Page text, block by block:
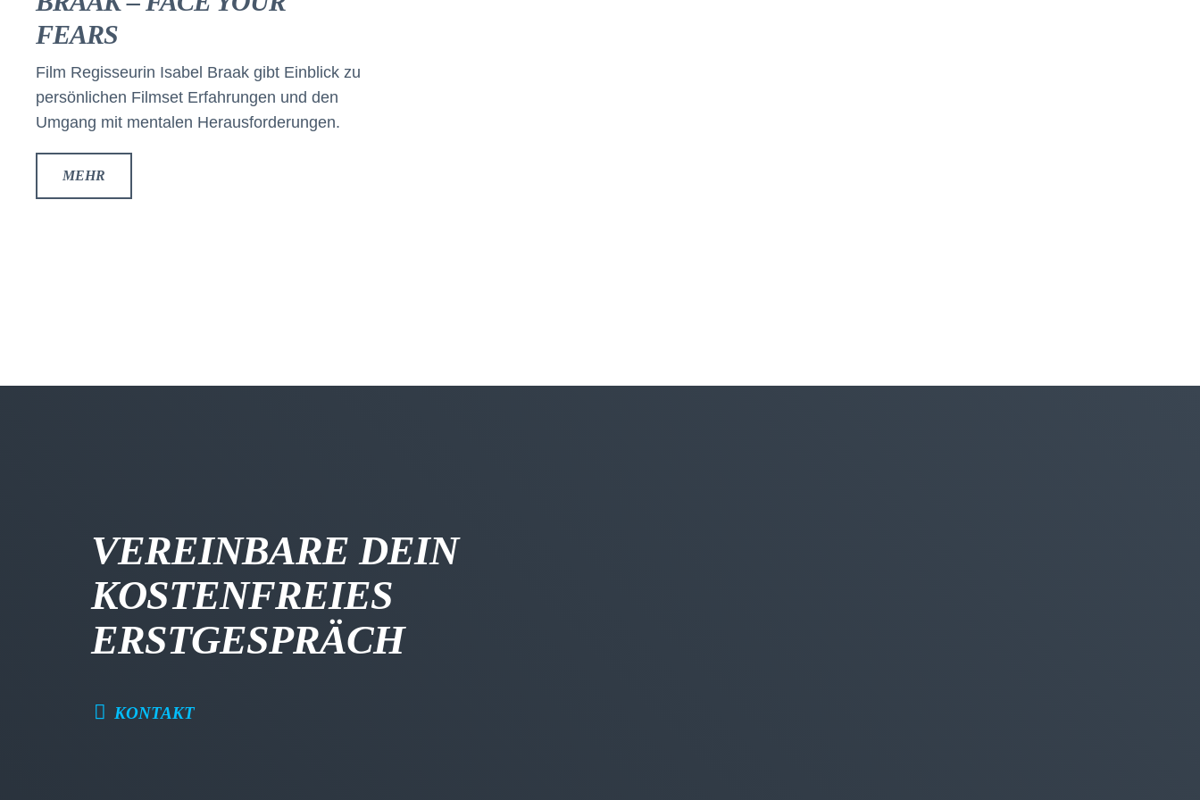
FEARS
Film Regisseurin Isabel Braak gibt Einblick zu
persönlichen Filmset Erfahrungen und den
Umgang mit mentalen Herausforderungen.
MEHR
VEREINBARE DEIN
KOSTENFREIES
ERSTGESPRÄCH
KONTAKT